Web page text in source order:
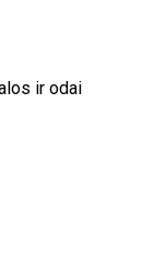
ir odai